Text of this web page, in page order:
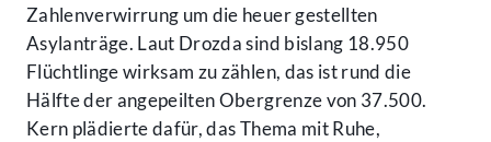
Zahlenverwirrung um die heuer gestellten
Asylanträge. Laut Drozda sind bislang 18.950
Flüchtlinge wirksam zu zählen, das ist rund die
Hälfte der angepeilten Obergrenze von 37.500.
Kern plädierte dafür, das Thema mit Ruhe,